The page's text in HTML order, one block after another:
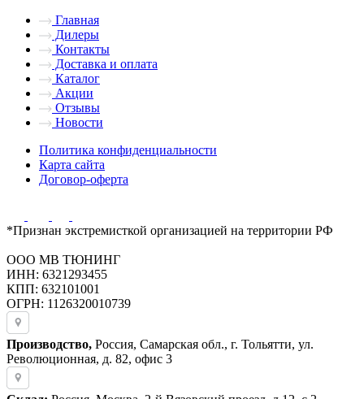
Главная
Дилеры
Контакты
Доставка и оплата
Каталог
Акции
Отзывы
Новости
Политика конфиденциальности
Карта сайта
Договор-оферта
*Признан экстремисткой организацией на территории РФ
ООО МВ ТЮНИНГ
ИНН: 6321293455
КПП: 632101001
ОГРН: 1126320010739
Производство, Россия, Самарская обл., г. Тольятти, ул.
Революционная, д. 82, офис 3